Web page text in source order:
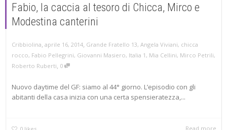
Fabio, la caccia al tesoro di Chicca, Mirco e
Modestina canterini
Cribbiolina, aprile 16, 2014, Grande Fratello 13, Angela Viviani, chicca
rocco, Fabio Pellegrini, Giovanni Masiero, Italia 1 , Mia Cellini, Mirco Petrili,
Roberto Ruberti, 0
Nuovo daytime del GF: siamo al 44° giorno. L’episodio con gli
abitanti della casa inizia con una certa spensieratezza,...
Read more